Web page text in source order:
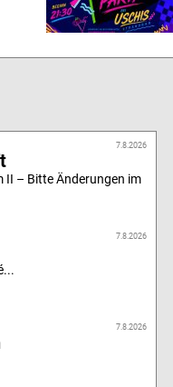
7.8.2026
II – Bitte Änderungen im
7.8.2026
7.8.2026